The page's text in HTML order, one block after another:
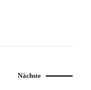
Nächste